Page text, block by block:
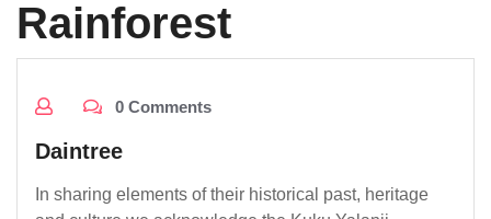
Rainforest
0 Comments
Daintree
In sharing elements of their historical past, heritage